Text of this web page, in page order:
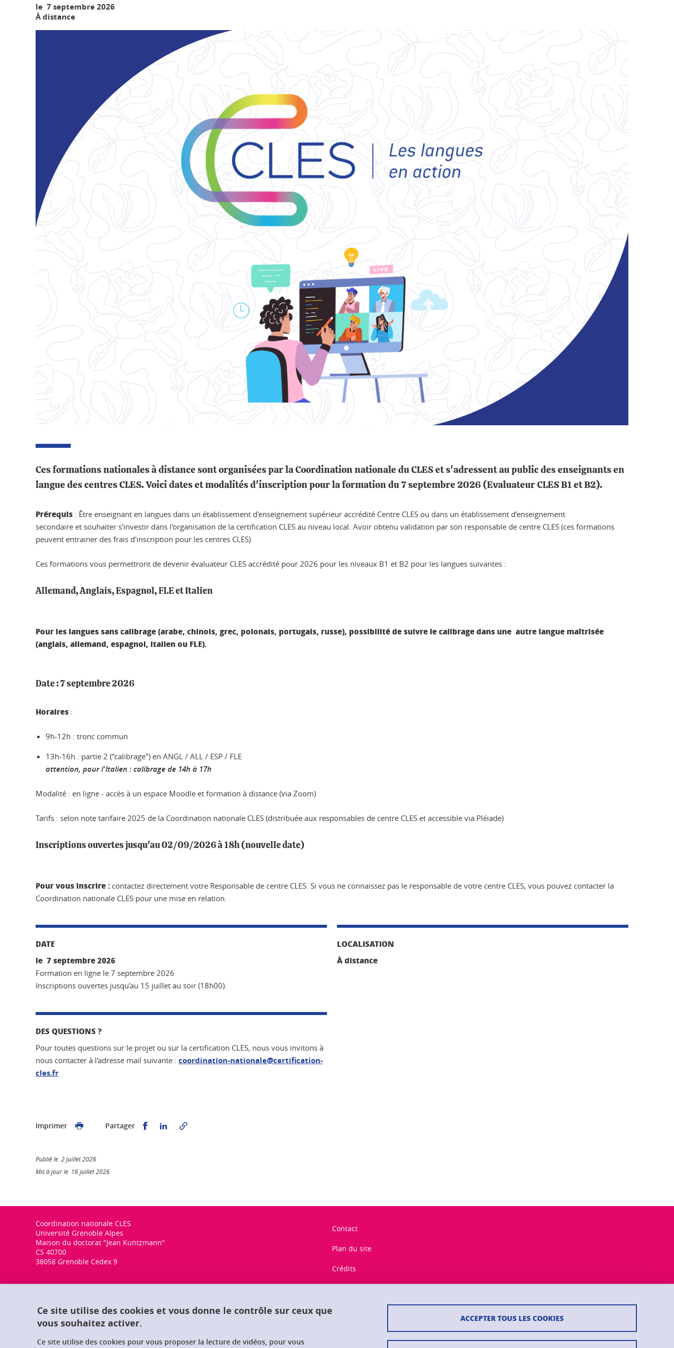
le 7 septembre 2026
À distance
Ces formations nationales à distance sont organisées par la Coordination nationale du CLES et s'adressent au public des enseignants en
langue des centres CLES. Voici dates et modalités d'inscription pour la formation du 7 septembre 2026 (Evaluateur CLES B1 et B2).
Prérequis : Être enseignant en langues dans un établissement d'enseignement supérieur accrédité Centre CLES ou dans un établissement d’enseignement
secondaire et souhaiter s'investir dans l'organisation de la certification CLES au niveau local. Avoir obtenu validation par son responsable de centre CLES (ces formations
peuvent entrainer des frais d'inscription pour les centres CLES).
Ces formations vous permettront de devenir évaluateur CLES accrédité pour 2026 pour les niveaux B1 et B2 pour les langues suivantes :
Allemand, Anglais, Espagnol, FLE et Italien
Pour les langues sans calibrage (arabe, chinois, grec, polonais, portugais, russe), possibilité de suivre le calibrage dans une autre langue maîtrisée
(anglais, allemand, espagnol, italien ou FLE).
Date : 7 septembre 2026
Horaires :
9h-12h : tronc commun
13h-16h : partie 2 ("calibrage") en ANGL / ALL / ESP / FLE
attention, pour l'Italien : calibrage de 14h à 17h
Modalité : en ligne - accès à un espace Moodle et formation à distance (via Zoom)
Tarifs : selon note tarifaire 2025 de la Coordination nationale CLES (distribuée aux responsables de centre CLES et accessible via Pléiade)
Inscriptions ouvertes jusqu'au 02/09/2026 à 18h (nouvelle date)
Pour vous inscrire : contactez directement votre Responsable de centre CLES. Si vous ne connaissez pas le responsable de votre centre CLES, vous pouvez contacter la
Coordination nationale CLES pour une mise en relation.
DATE
le 7 septembre 2026
Formation en ligne le 7 septembre 2026
Inscriptions ouvertes jusqu'au 15 juillet au soir (18h00).
LOCALISATION
À distance
DES QUESTIONS ?
Pour toutes questions sur le projet ou sur la certification CLES, nous vous invitons à
nous contacter à l'adresse mail suivante : coordination-nationale@certification-
cles.fr
Imprimer Partager Partager sur Facebook
Partager sur LinkedIn
Publié le 2 juillet 2026
Mis à jour le 16 juillet 2026
Coordination nationale CLES
Université Grenoble Alpes
Maison du doctorat "Jean Kuntzmann"
CS 40700
38058 Grenoble Cedex 9
Contact
Plan du site
Crédits
Données personnelles
Ce site utilise des cookies et vous donne le contrôle sur ceux que
vous souhaitez activer.
Ce site utilise des cookies pour vous proposer la lecture de vidéos, pour vous
ACCEPTER TOUS LES COOKIES